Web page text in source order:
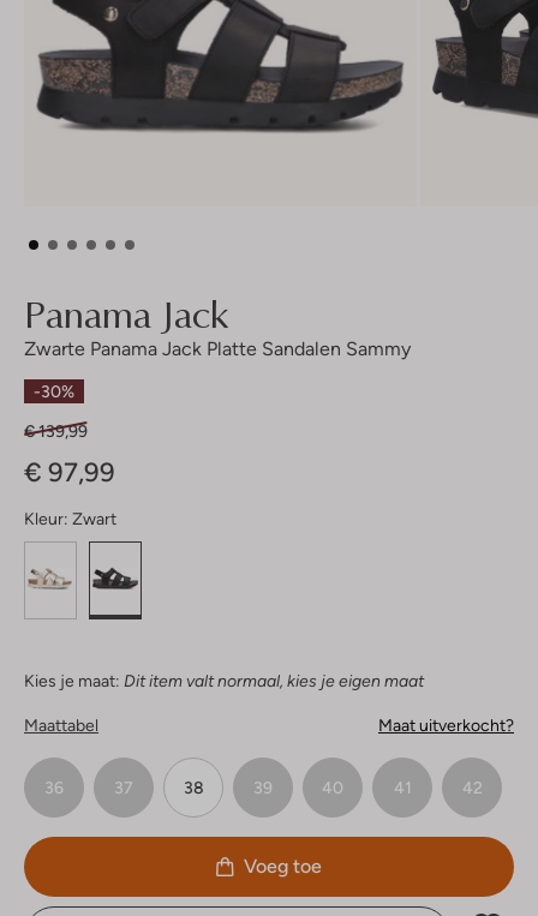
Panama Jack
Zwarte Panama Jack Platte Sandalen Sammy
-30%
€ 139,99
€ 97,99
Kleur: Zwart
Kies je maat: Dit item valt normaal, kies je eigen maat
Maattabel Maat uitverkocht?
36 37 38 39 40 41 42
Voeg toe